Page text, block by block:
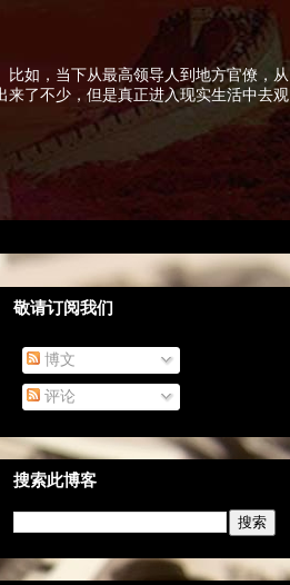
如，当下从最高领导人到地方官僚，从
了不少，但是真正进入现实生活中去观
敬请订阅我们
博文
评论
搜索此博客